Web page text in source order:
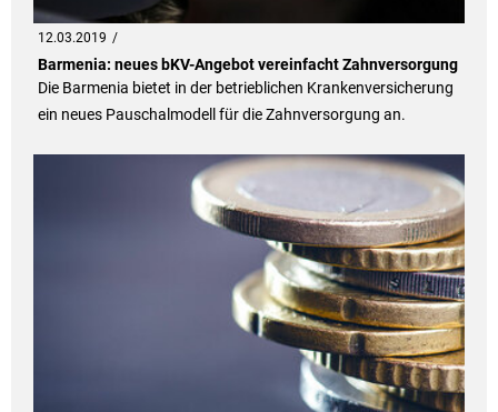
12.03.2019
Barmenia: neues bKV-Angebot vereinfacht Zahnversorgung
Die Barmenia bietet in der betrieblichen Krankenversicherung
ein neues Pauschalmodell für die Zahnversorgung an.